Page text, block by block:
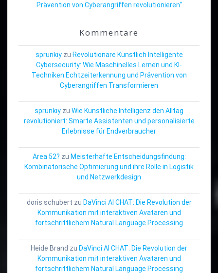
Prävention von Cyberangriffen revolutionieren“
Kommentare
sprunkiyzu Revolutionäre Künstlich Intelligente
Cybersecurity: Wie Maschinelles Lernen und KI-
Techniken Echtzeiterkennung und Prävention von
Cyberangriffen Transformieren
sprunkiy zu Wie Künstliche Intelligenz den Alltag
revolutioniert: Smarte Assistenten und personalisierte
Erlebnisse für Endverbraucher
Area 52? zu Meisterhafte Entscheidungsfindung:
Kombinatorische Optimierung und ihre Rolle in Logistik
und Netzwerkdesign
doris schubert zu DaVinci AI CHAT: Die Revolution der
Kommunikation mit interaktiven Avataren und
fortschrittlichem Natural Language Processing
Heide Brand zu DaVinci AI CHAT: Die Revolution der
Kommunikation mit interaktiven Avataren und
fortschrittlichem Natural Language Processing